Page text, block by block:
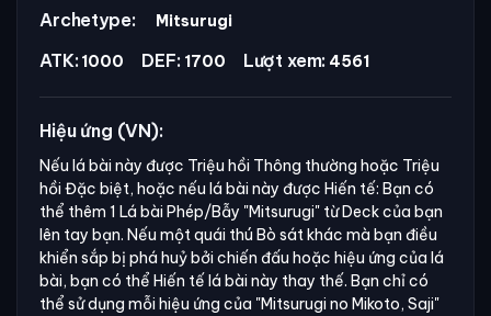
Archetype: Mitsurugi
ATK: 1000 DEF: 1700 Lượt xem: 4561
Hiệu ứng (VN):
Nếu lá bài này được Triệu hồi Thông thường hoặc Triệu
hồi Đặc biệt, hoặc nếu lá bài này được Hiến tế: Bạn có
thể thêm 1 Lá bài Phép/Bẫy "Mitsurugi" từ Deck của bạn
lên tay bạn. Nếu một quái thú Bò sát khác mà bạn điều
khiển sắp bị phá huỷ bởi chiến đấu hoặc hiệu ứng của lá
bài, bạn có thể Hiến tế lá bài này thay thế. Bạn chỉ có
thể sử dụng mỗi hiệu ứng của "Mitsurugi no Mikoto, Saji"